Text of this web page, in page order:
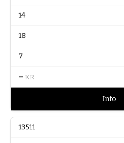
14
18
7
– KR
Info
13511